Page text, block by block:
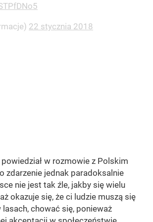
22 stycznia 2018
w rozmowie z Polskim
zdarzenie jednak paradoksalnie
nie jest tak źle, jakby się wielu
okazuje się, że ci ludzie muszą się
chować się, ponieważ